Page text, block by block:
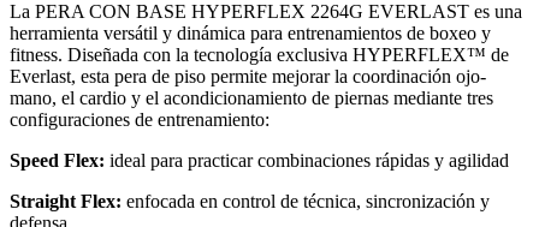
La PERA CON BASE HYPERFLEX 2264G EVERLAST es una
herramienta versátil y dinámica para entrenamientos de boxeo y
fitness. Diseñada con la tecnología exclusiva HYPERFLEX™ de
Everlast, esta pera de piso permite mejorar la coordinación ojo-
mano, el cardio y el acondicionamiento de piernas mediante tres
configuraciones de entrenamiento:
Speed Flex: ideal para practicar combinaciones rápidas y agilidad
Straight Flex: enfocada en control de técnica, sincronización y